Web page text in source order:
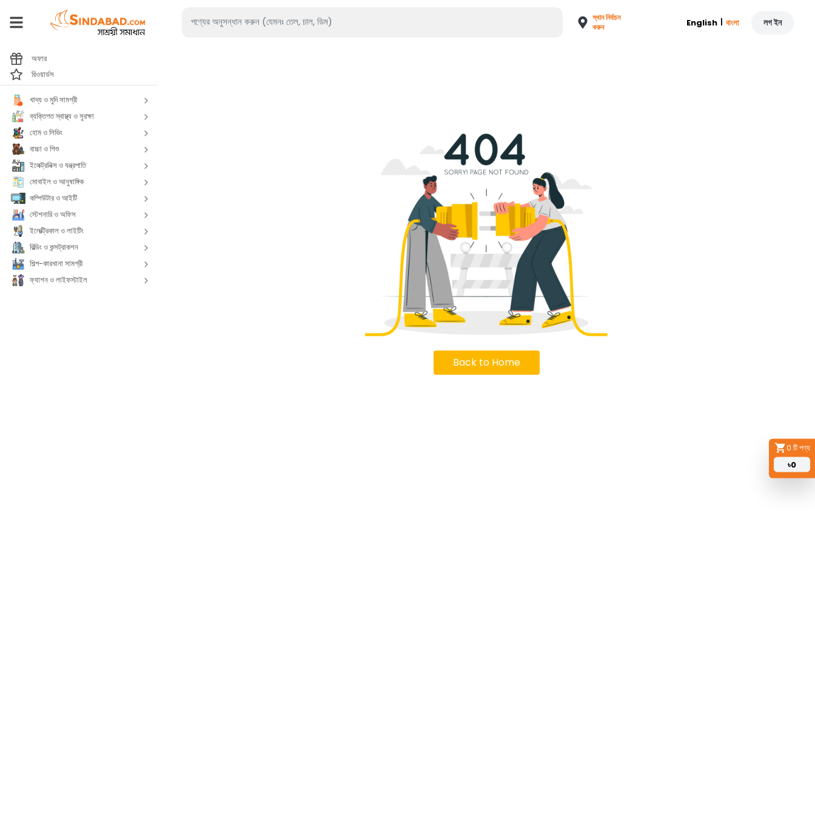
0 টি পণ্য
৳0
স্থান নির্বাচন
করুন
English | বাংলা লগ ইন
অফার
রিওয়ার্ডস
খাদ্য ও মুদি সামগ্রী
ব্যক্তিগত স্বাস্থ্য ও সুরক্ষা
হোম ও লিভিং
বাচ্চা ও শিশু
ইলেক্ট্রনিক্স ও যন্ত্রপাতি
মোবাইল ও আনুষাঙ্গিক
কম্পিউটার ও আইটি
স্টেশনারি ও অফিস
ইলেক্ট্রিকাল ও লাইটিং
বিল্ডিং ও কন্সট্রাকশন
শিল্প-কারখানা সামগ্রী
ফ্যাশন ও লাইফস্টাইল
Back to Home